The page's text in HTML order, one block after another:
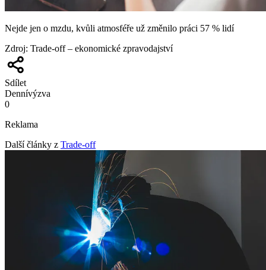
Nejde jen o mzdu, kvůli atmosféře už změnilo práci 57 % lidí
Zdroj: Trade-off – ekonomické zpravodajství
Sdílet
Dennívýzva
0
Reklama
Další články z Trade-off